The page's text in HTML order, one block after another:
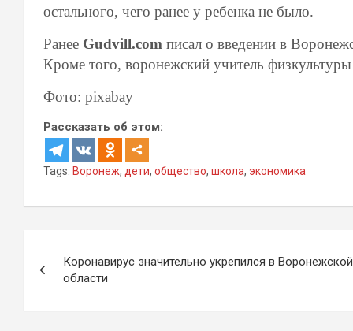
остального, чего ранее у ребенка не было.
Ранее Gudvill.com писал о введении в
Кроме того, воронежский учитель
Фото: pixabay
Рассказать об этом:
Tags: Воронеж, дети, общество, школа, экономика
по
записям
Коронавирус значительно укрепился в Воронежской
области